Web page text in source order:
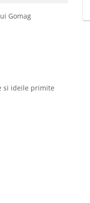
Gomag
si ideile primite